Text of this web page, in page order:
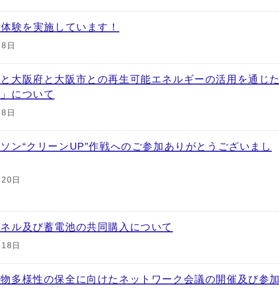
験を実施しています！
日
と大阪府と大阪市との再生可能エネルギーの活用を通じた
について
日
ン“クリーンUP”作戦へのご参加ありがとうございまし
日
ル及び蓄電池の共同購入について
日
多様性の保全に向けたネットワーク会議の開催及び参加